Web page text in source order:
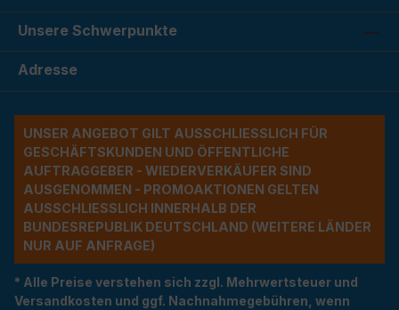
Unsere Schwerpunkte
Adresse
UNSER ANGEBOT GILT AUSSCHLIESSLICH FÜR G
ESCHÄFTSKUNDEN UND ÖFFENTLICHE A
UFTRAGGEBER - WIEDERVERKÄUFER SIND A
USGENOMMEN - PROMOAKTIONEN GELTEN A
USSCHLIESSLICH INNERHALB DER BU
NDESREPUBLIK DEUTSCHLAND (WEITERE LÄNDER NU
R AUF ANFRAGE)
* Alle Preise verstehen sich zzgl. Mehrwertsteuer und
Versandkosten und ggf. Nachnahmegebühren, wenn